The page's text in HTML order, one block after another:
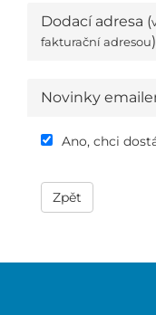
Dodací adresa (
fakturační adresou)
Novinky
Ano, chci
Zpět